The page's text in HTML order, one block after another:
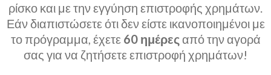
ρίσκο και με την εγγύηση επιστροφής χρημάτων.
Εάν διαπιστώσετε ότι δεν είστε ικανοποιημένοι με
το πρόγραμμα, έχετε 60 ημέρεςαπό την αγορά
σας για να ζητήσετε επιστροφή χρημάτων!